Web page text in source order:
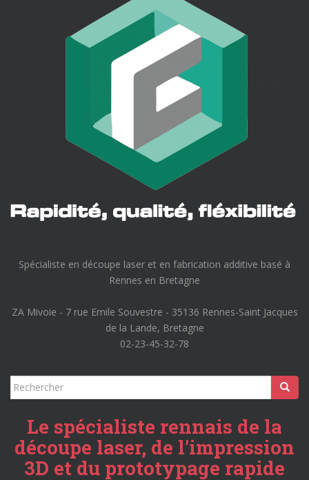
Spécialiste en découpe laser et en fabrication additive basé à
Rennes en Bretagne
ZA Mivoie - 7 rue Emile Souvestre - 35136 Rennes-Saint Jacques
de la Lande, Bretagne
02-23-45-32-78
Rechercher...
Le spécialiste rennais de la
découpe laser, de l’impression
3D et du prototypage rapide